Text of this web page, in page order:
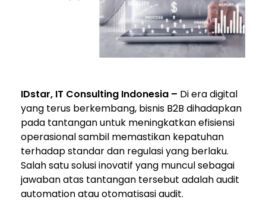
IDstar, IT Consulting Indonesia – Di era digital
yang terus berkembang, bisnis B2B dihadapkan
pada tantangan untuk meningkatkan efisiensi
operasional sambil memastikan kepatuhan
terhadap standar dan regulasi yang berlaku.
Salah satu solusi inovatif yang muncul sebagai
jawaban atas tantangan tersebut adalah audit
automation atau otomatisasi audit.